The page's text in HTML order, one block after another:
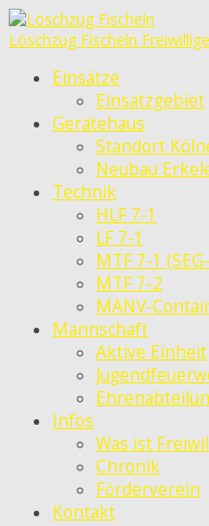
Löschzug Fischeln
Einsätze
Einsatzgebiet
Gerätehaus
Standort
Neubau
Technik
HLF 7-1
LF 7-1
MTF 7-1
MTF 7-2
MANV-
Mannschaft
Aktive Einheit
Infos
Was ist
Chronik
Förderverein
Kontakt